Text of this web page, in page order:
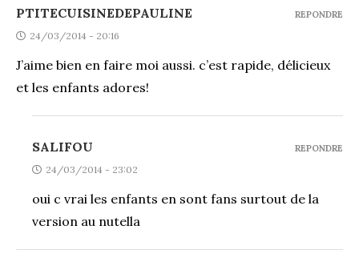
PTITECUISINEDEPAULINE
24/03/2014 - 20:16
J’aime bien en faire moi aussi. c’est rapide, délicieux
et les enfants adores!
REPONDRE
SALIFOU
24/03/2014 - 23:02
oui c vrai les enfants en sont fans surtout de la
version au nutella
REPONDRE